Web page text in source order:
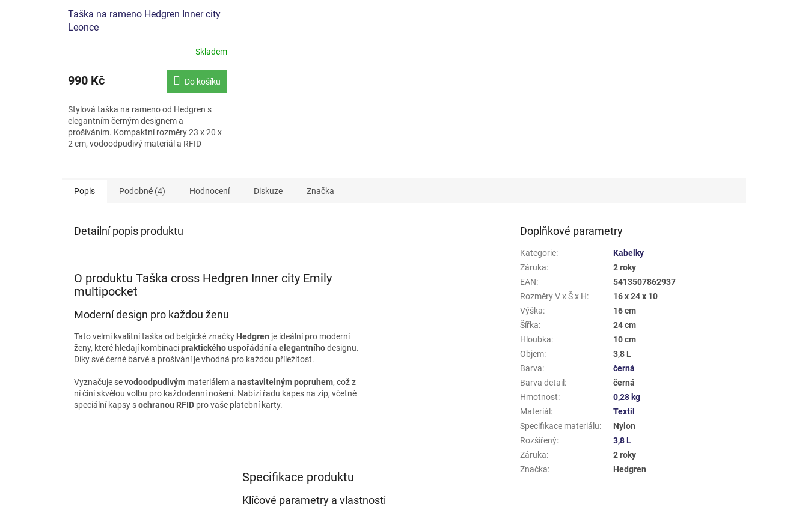
Taška na rameno Hedgren Inner city
Leonce
Skladem
990 Kč Do košíku
Stylová taška na rameno od Hedgren s
elegantním černým designem a
prošíváním. Kompaktní rozměry 23 x 20 x
2 cm, vodoodpudivý materiál a RFID
Popis Podobné (4) Hodnocení Diskuze Značka
Detailní popis produktu
O produktu Taška cross Hedgren Inner city Emily
multipocket
Moderní design pro každou ženu
Tato velmi kvalitní taška od belgické značky Hedgren je ideální pro moderní
ženy, které hledají kombinacipraktického uspořádání a elegantníhodesignu.
Díky své černé barvě a prošívání je vhodná pro každou příležitost.
Vyznačuje sevodoodpudivým materiálem a nastavitelným popruhem, což z
ní činí skvělou volbu pro každodenní nošení. Nabízí řadu kapes na zip, včetně
speciální kapsy sochranou RFID pro vaše platební karty.
Specifikace produktu
Klíčové parametry a vlastnosti
Doplňkové parametry
Kategorie:
Kabelky
Záruka:
2 roky
EAN:
5413507862937
Rozměry V x Š x H:
16 x 24 x 10
Výška:
16 cm
Šířka:
24 cm
Hloubka:
10 cm
Objem:
3,8 L
Barva:
černá
Barva detail:
černá
Hmotnost:
0,28 kg
Materiál:
Textil
Specifikace materiálu:
Nylon
Rozšířený:
3,8 L
Záruka:
2 roky
Značka: Hedgren